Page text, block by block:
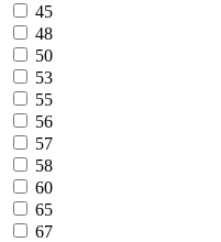
45
48
50
53
55
56
57
58
60
65
67